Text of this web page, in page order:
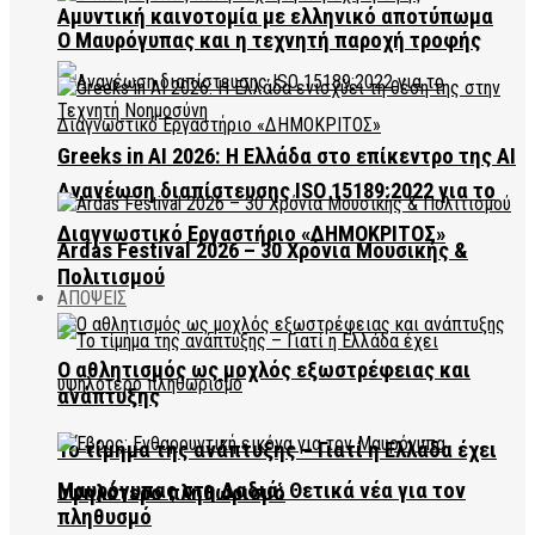
Αμυντική καινοτομία με ελληνικό αποτύπωμα
Ανανέωση διαπίστευσης ISO 15189:2022 για το
Διαγνωστικό Εργαστήριο «ΔΗΜΟΚΡΙΤΟΣ»
ΑΠΟΨΕΙΣ
Το τίμημα της ανάπτυξης – Γιατί η Ελλάδα έχει
υψηλότερο πληθωρισμό
Ο Μαυρόγυπας και η τεχνητή παροχή τροφής
Greeks in AI 2026: Η Ελλάδα στο επίκεντρο της AI
Ardas Festival 2026 – 30 Χρόνια Μουσικής &
Πολιτισμού
Ο αθλητισμός ως μοχλός εξωστρέφειας και
ανάπτυξης
Μαυρόγυπας στη Δαδιά: Θετικά νέα για τον
πληθυσμό